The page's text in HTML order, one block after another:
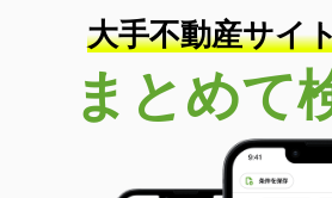
大手不動産サイ
まとめて